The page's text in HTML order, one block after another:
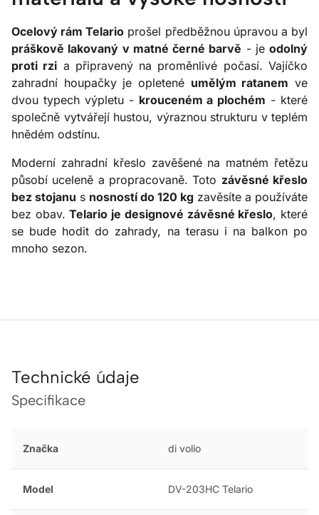
Ocelový rám Telario prošel předběžnou úpravou a byl
práškově lakovaný v matné černé barvě - je odolný
proti rzi a připravený na proměnlivé počasí. Vajíčko
zahradní houpačky je opletené umělým ratanem ve
dvou typech výpletu - krouceném a plochém - které
společně vytvářejí hustou, výraznou strukturu v teplém
hnědém odstínu.
Moderní zahradní křeslo zavěšené na matném řetězu
působí uceleně a propracovaně. Toto závěsné křeslo
bez stojanu s nosností do 120 kg zavěsíte a používáte
bez obav.Telario je designové závěsné křeslo, které
se bude hodit do zahrady, na terasu i na balkon po
mnoho sezon.
Technické údaje
Specifikace
Značka di volio
Model DV-203HC Telario